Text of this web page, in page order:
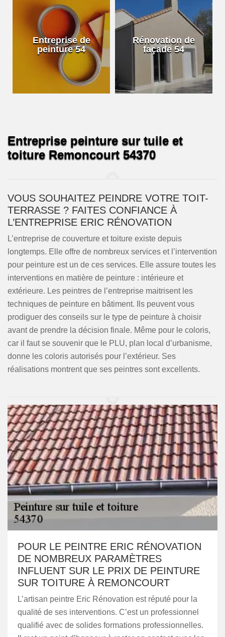
Entreprise de
peinture 54
Rénovation de
façade 54
Entreprise peinture sur tuile et
toiture Remoncourt 54370
VOUS SOUHAITEZ PEINDRE VOTRE TOIT-
TERRASSE ? FAITES CONFIANCE À
L’ENTREPRISE ERIC RÉNOVATION
L’entreprise de couverture et toiture existe depuis
longtemps. Elle offre de nombreux services et l’intervention
pour peinture est un de ces services. Elle assure toutes les
interventions en matière de peinture : intérieure et
extérieure. Les peintres de l’entreprise maitrisent les
techniques de peinture en bâtiment. Ils peuvent vous
prodiguer des conseils sur le type de peinture à choisir
avant de prendre la décision finale. Même pour le coloris,
car il faut se souvenir que le PLU, plan local d’urbanisme,
donne les coloris autorisés pour l’extérieur. Ses
réalisations montrent que ses peintres sont excellents.
POUR LE PEINTRE ERIC RÉNOVATION
DE NOMBREUX PARAMÈTRES
INFLUENT SUR LE PRIX DE PEINTURE
SUR TOITURE À REMONCOURT
L’artisan peintre Eric Rénovation est réputé pour la
qualité de ses interventions. C’est un professionnel
qualifié avec de solides formations professionnelles.